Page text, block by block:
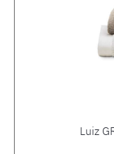
Luiz